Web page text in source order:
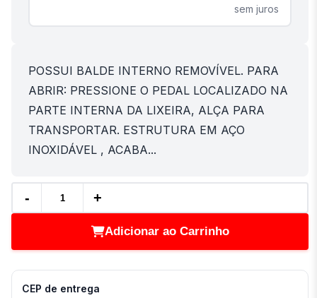
sem juros
POSSUI BALDE INTERNO REMOVÍVEL. PARA
ABRIR: PRESSIONE O PEDAL LOCALIZADO NA
PARTE INTERNA DA LIXEIRA, ALÇA PARA
TRANSPORTAR. ESTRUTURA EM AÇO
INOXIDÁVEL , ACABA...
- +
Adicionar ao Carrinho
CEP de entrega